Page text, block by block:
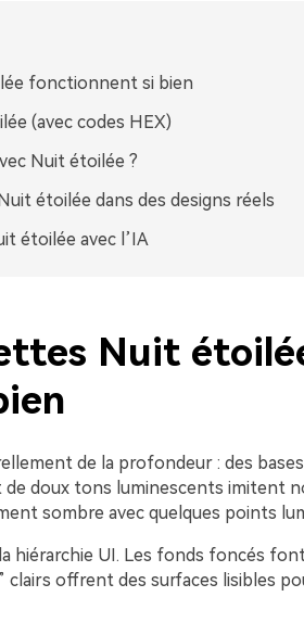
fonctionnent si bien
(avec codes HEX)
Nuit étoilée ?
étoilée dans des designs réels
étoilée avec l’IA
Nuit
de la profondeur : des
de doux tons luminescents imitent
sombre avec quelques points
hiérarchie UI. Les fonds foncés
offrent des surfaces lisibles